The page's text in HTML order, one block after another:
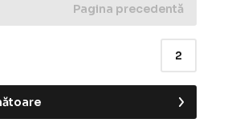
Pagina precedentă
2